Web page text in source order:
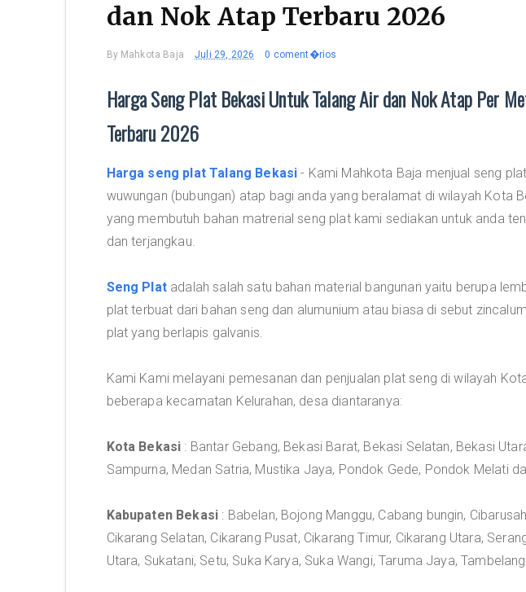
dan Nok Atap Terbaru 2026
By Mahkota Baja Juli 29, 2026 0 coment�rios
Harga Seng Plat Bekasi Untuk Talang Air dan Nok Atap Per
Terbaru 2026
Harga seng plat Talang Bekasi - Kami Mahkota Baja menjual seng
wuwungan (bubungan) atap bagi anda yang beralamat di wilayah Kota
yang membutuh bahan matrerial seng plat kami sediakan untuk anda
dan terjangkau.
Seng Platadalah salah satu bahan material bangunan yaitu berupa
plat terbuat dari bahan seng dan alumunium atau biasa di sebut
plat yang berlapis galvanis.
Kami Kami melayani pemesanan dan penjualan plat seng di wilayah
beberapa kecamatan Kelurahan, desa diantaranya:
Kota Bekasi : Bantar Gebang, Bekasi Barat, Bekasi Selatan, Bekasi
Sampurna, Medan Satria, Mustika Jaya, Pondok Gede, Pondok Melati
Kabupaten Bekasi : Babelan, Bojong Manggu, Cabang bungin,
Cikarang Selatan, Cikarang Pusat, Cikarang Timur, Cikarang Utara,
Utara, Sukatani, Setu, Suka Karya, Suka Wangi, Taruma Jaya,